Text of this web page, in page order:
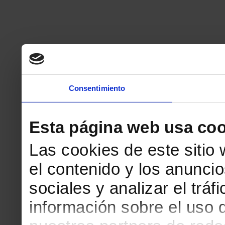
Consentimiento
Esta página web usa
Las cookies de este sitio
el contenido y los
sociales y analizar el
información sobre el uso